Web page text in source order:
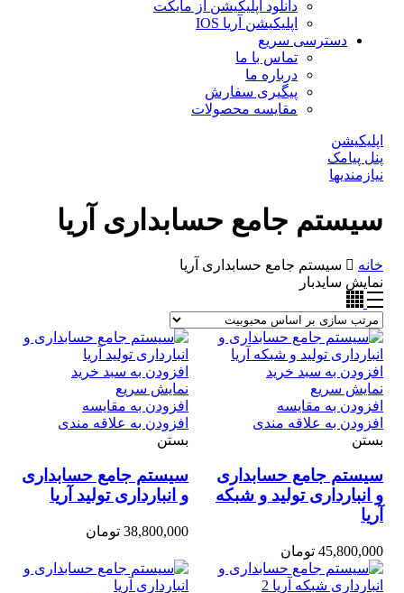
دانلود اپلیکیشن از مایکت
اپلیکیشن آریا IOS
دسترسی سریع
تماس با ما
درباره ما
پیگیری سفارش
مقایسه محصولات
اپلیکیشن
پنل پیامک
نیازمندیها
سیستم جامع حسابداری آریا
خانه سیستم جامع حسابداری آریا
نمایش سایدبار
افزودن به سبد خرید
نمایش سریع
افزودن به مقایسه
افزودن به علاقه مندی
بستن
سیستم جامع حسابداری
و انبارداری تولید و شبکه
آریا
45,800,000 تومان
افزودن به سبد خرید
نمایش سریع
افزودن به مقایسه
افزودن به علاقه مندی
بستن
سیستم جامع حسابداری
و انبارداری تولید آریا
38,800,000 تومان